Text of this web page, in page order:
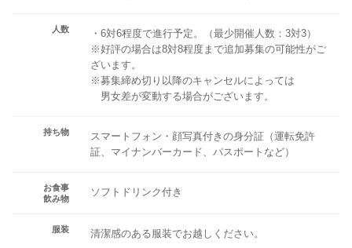
人数
・6対6程度で進行予定。（最少開催人数：3対3）
※好評の場合は8対8程度まで追加募集の可能性がご
ざいます。
※募集締め切り以降のキャンセルによっては
男女差が変動する場合がございます。
持ち物
スマートフォン・顔写真付きの身分証（運転免許
証、マイナンバーカード、パスポートなど）
お食事
飲み物
ソフトドリンク付き
服装 清潔感のある服装でお越しください。